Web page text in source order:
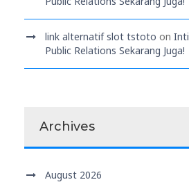
link alternatif slot tstoto on
Public Relations Sekarang Juga!
Archives
August 2026